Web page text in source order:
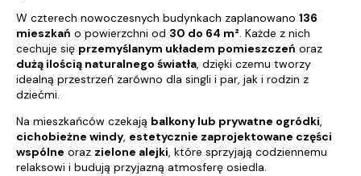
W czterech nowoczesnych budynkach zaplanowano 136
mieszkań o powierzchni od 30 do 64 m². Każde z nich
cechuje się przemyślanym układem pomieszczeń oraz
dużą ilością naturalnego światła, dzięki czemu tworzy
idealną przestrzeń zarówno dla singli i par, jak i rodzin z
dziećmi.
Na mieszkańców czekają balkony lub prywatne ogródki,
cichobieżne windy, estetycznie zaprojektowane części
wspólne oraz zielone alejki, które sprzyjają codziennemu
relaksowi i budują przyjazną atmosferę osiedla.